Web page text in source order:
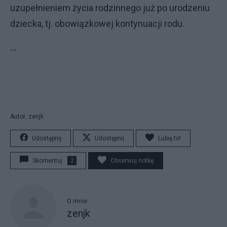
uzupełnieniem życia rodzinnego już po urodzeniu
dziecka, tj. obowiązkowej kontynuacji rodu.
--
Autor: zenjk
Udostępnij Udostępnij Lubię to!
Skomentuj 2 Obserwuj notkę
O mnie
zenjk